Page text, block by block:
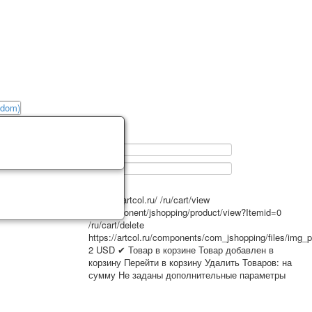
https://artcol.ru/ /ru/cart/view
/ru/component/jshopping/product/view?Itemid=0
/ru/cart/delete
https://artcol.ru/components/com_jshopping/files/
2 USD ✔ Товар в корзине Товар добавлен в
корзину Перейти в корзину Удалить Товаров: на
сумму Не заданы дополнительные параметры